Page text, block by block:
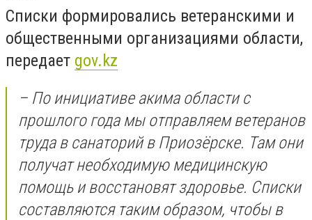
Списки формировались ветеранскими и
общественными организациями области,
передает gov.kz
– По инициативе акима области с
прошлого года мы отправляем ветеранов
труда в санаторий в Приозёрске. Там они
получат необходимую медицинскую
помощь и восстановят здоровье. Списки
составляются таким образом, чтобы в